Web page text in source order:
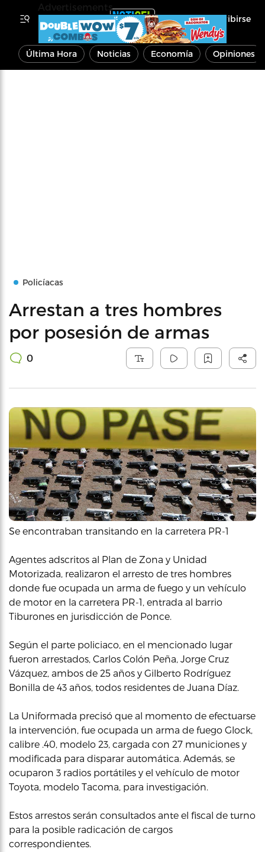
Inscribirse
Última Hora Noticias Economía Opiniones
Policíacas
Arrestan a tres hombres
por posesión de armas
0
Se encontraban transitando en la carretera PR-1
Agentes adscritos al Plan de Zona y Unidad
Motorizada, realizaron el arresto de tres hombres
donde fue ocupada un arma de fuego y un vehículo
de motor en la carretera PR-1, entrada al barrio
Tiburones en jurisdicción de Ponce.
Según el parte policiaco, en el mencionado lugar
fueron arrestados, Carlos Colón Peña, Jorge Cruz
Vázquez, ambos de 25 años y Gilberto Rodríguez
Bonilla de 43 años, todos residentes de Juana Díaz.
La Uniformada precisó que al momento de efectuarse
la intervención, fue ocupada un arma de fuego Glock,
calibre .40, modelo 23, cargada con 27 municiones y
modificada para disparar automática. Además, se
ocuparon 3 radios portátiles y el vehículo de motor
Toyota, modelo Tacoma, para investigación.
Estos arrestos serán consultados ante el fiscal de turno
para la posible radicación de cargos
correspondientes.
Advertisements